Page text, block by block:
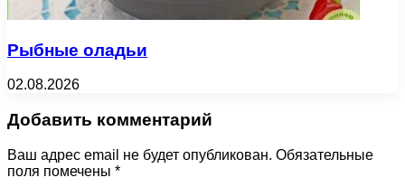
Рыбные оладьи
02.08.2026
Добавить комментарий
Ваш адрес email не будет опубликован. Обязательные
поля помечены *